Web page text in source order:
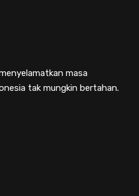
masa
tak mungkin bertahan.